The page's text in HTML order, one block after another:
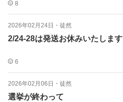
8
2026年02月24日 ・ 徒然
2/24-28は発送お休みいたします
6
2026年02月06日 ・ 徒然
選挙が終わって